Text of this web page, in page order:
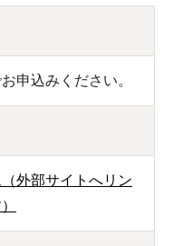
申込みください。
外部サイトへリン